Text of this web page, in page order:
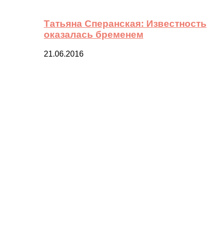
Татьяна Сперанская: Известность
оказалась бременем
21.06.2016